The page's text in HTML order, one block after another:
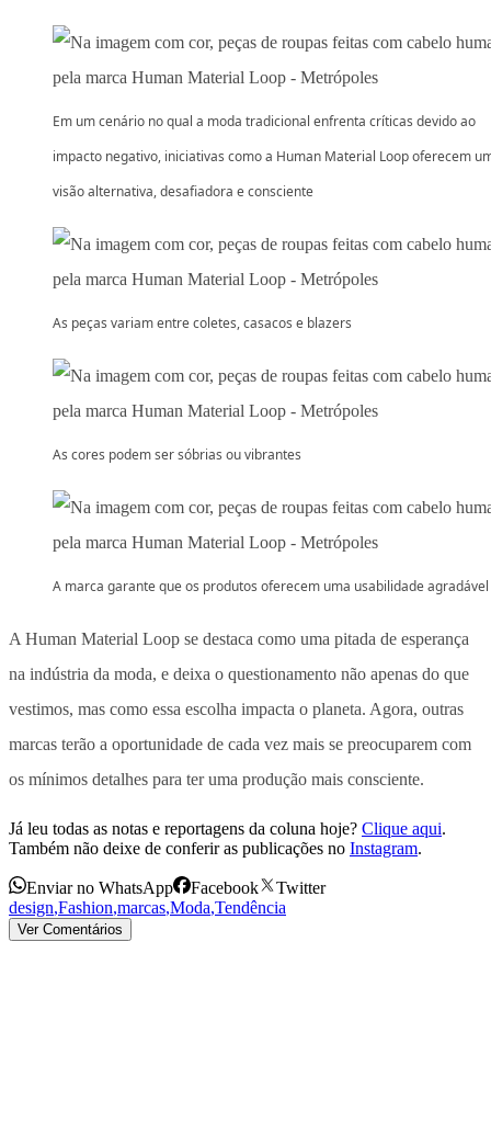
Em um cenário no qual a moda tradicional enfrenta críticas devido ao
impacto negativo, iniciativas como a Human Material Loop oferecem
visão alternativa, desafiadora e consciente
As peças variam entre coletes, casacos e blazers
As cores podem ser sóbrias ou vibrantes
A marca garante que os produtos oferecem uma usabilidade agradável
A Human Material Loop se destaca como uma pitada de esperança
na indústria da moda, e deixa o questionamento não apenas do que
vestimos, mas como essa escolha impacta o planeta. Agora, outras
marcas terão a oportunidade de cada vez mais se preocuparem com
os mínimos detalhes para ter uma produção mais consciente.
Já leu todas as notas e reportagens da coluna hoje? Clique aqui.
Também não deixe de conferir as publicações no Instagram.
Enviar no WhatsApp Facebook
Twitter
design,Fashion,marcas,Moda,Tendência
Ver Comentários